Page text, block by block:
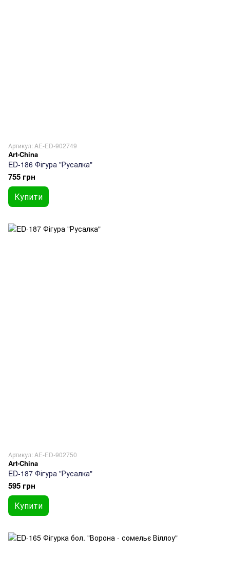
Артикул: AE-ED-902749
Art-China
ED-186 Фігура "Русалка"
755 грн
Купити
Артикул: AE-ED-902750
Art-China
ED-187 Фігура "Русалка"
595 грн
Купити